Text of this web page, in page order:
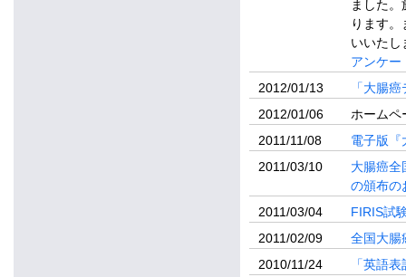
ました
ります
いいたし
アンケー
2012/01/13
「大腸
2012/01/06
ホームペ
2011/11/08
電子版『
2011/03/10
大腸癌全
の頒布の
2011/03/04
FIRIS試
2011/02/09
全国大
2010/11/24
「英語